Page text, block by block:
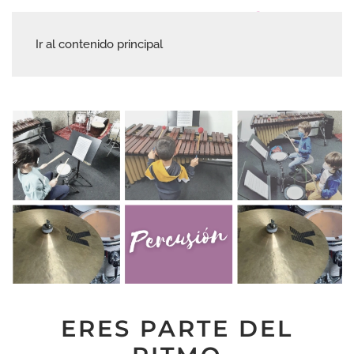
Ir al contenido principal
ERES PARTE DEL